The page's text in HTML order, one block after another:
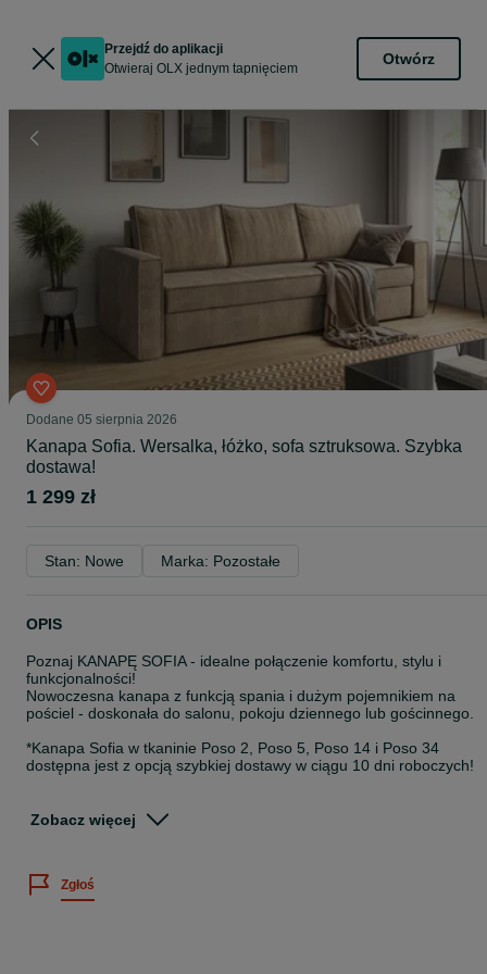
Przejdź do aplikacji
Otwieraj OLX jednym tapnięciem
Otwórz
Dodane 05 sierpnia 2026
Kanapa Sofia. Wersalka, łóżko, sofa sztruksowa. Szybka
dostawa!
1 299 zł
Stan: Nowe Marka: Pozostałe
OPIS
Poznaj KANAPĘ SOFIA - idealne połączenie komfortu, stylu i
funkcjonalności!
Nowoczesna kanapa z funkcją spania i dużym pojemnikiem na
pościel - doskonała do salonu, pokoju dziennego lub gościnnego.
*Kanapa Sofia w tkaninie Poso 2, Poso 5, Poso 14 i Poso 34
dostępna jest z opcją szybkiej dostawy w ciągu 10 dni roboczych!
www.sarnowscymeble.pl. Istnieje możliwość dokupienia foteli i pufy
- Poso 1 - musztardowy
- Poso 2 - beżowy
Zobacz więcej
Zgłoś